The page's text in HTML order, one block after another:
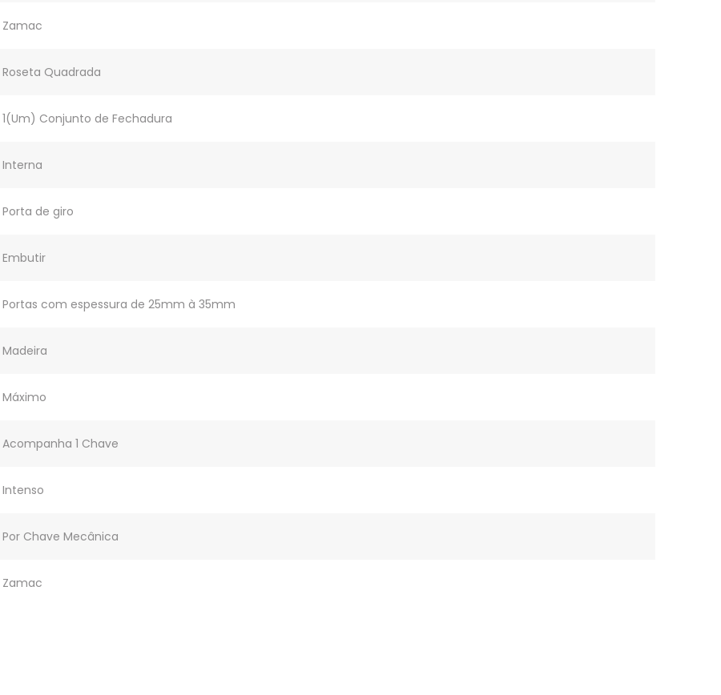
Zamac
Roseta Quadrada
1(Um) Conjunto de Fechadura
Interna
Porta de giro
Embutir
Portas com espessura de 25mm à 35mm
Madeira
Máximo
Acompanha 1 Chave
Intenso
Por Chave Mecânica
Zamac